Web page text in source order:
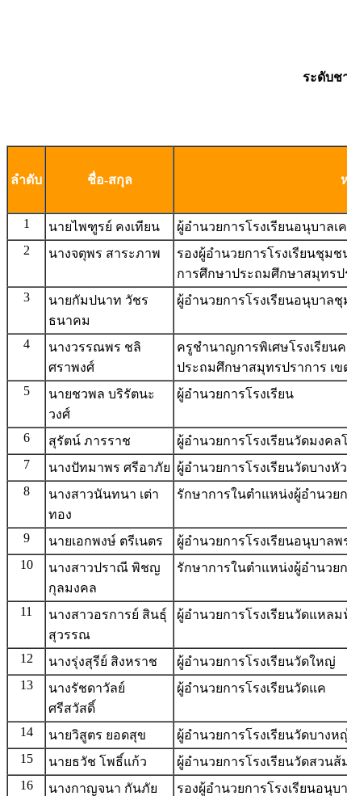
ระดับช
ลำดับ ชื่อ-สกุล
1 นายไพฑูรย์ คงเทียน ผู้อำนวยการโรงเรียนอนุบาล
2
นางจตุพร สาระภาพ
รองผู้อำนวยการโรงเรียนชุม
การศึกษาประถมศึกษาสมุทรป
3
นายกัมปนาท วัชร
ธนาคม
ผู้อำนวยการโรงเรียนอนุบา
4
นางวรรณพร ชลิ
ศราพงศ์
ครูชำนาญการพิเศษโรงเรียน
ประถมศึกษาสมุทรปราการ เข
5
นายชวพล บริรัตนะ
วงศ์
ผู้อำนวยการโรงเรียน
6 สุรัตน์ ภารราช ผู้อำนวยการโรงเรียนวัดมงคล
7
นางปัทมาพร ศรีอาภัย ผู้อำนวยการโรงเรียนวัดบางหั
8
นางสาวนันทนา เต่า
ทอง
รักษาการในตำแหน่งผู้อำนวย
9 นายเอกพงษ์ ตรีเนตร ผู้อำนวยการโรงเรียนอนุบาลพ
10
นางสาวปราณี พิชญ
กุลมงคล
รักษาการในตำแหน่งผู้อำนวย
11
นางสาวอรการย์ สินธุ์
สุวรรณ
ผู้อำนวยการโรงเรียนวัดแหลม
12 นางรุ่งสุรีย์ สิงหราช ผู้อำนวยการโรงเรียนวัดใหญ่
13
นางรัชดาวัลย์
ศรีสวัสดิ์
ผู้อำนวยการโรงเรียนวัดแค
14 นายวิสูตร ยอดสุข ผู้อำนวยการโรงเรียนวัดบางห
15
นายธวัช โพธิ์แก้ว ผู้อำนวยการโรงเรียนวัดสวน
16
นางกาญจนา กันภัย รองผู้อำนวยการโรงเรียนอนุ